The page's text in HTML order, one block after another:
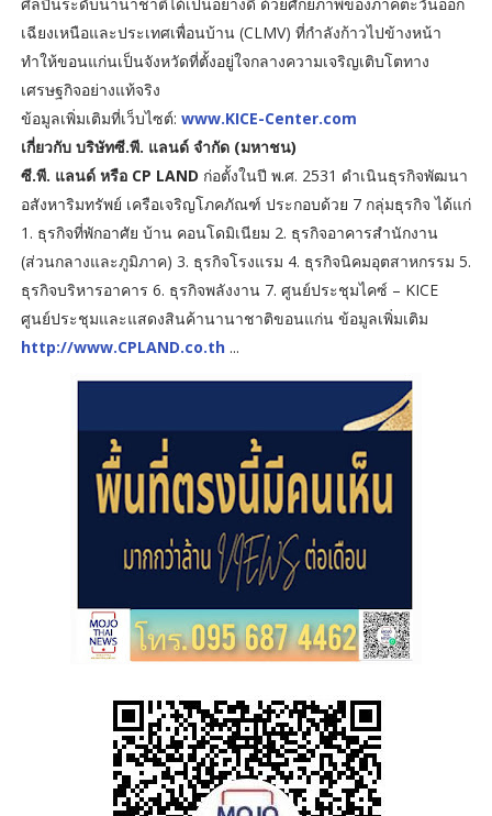
เฉียงเหนือและประเทศเพื่อนบ้าน (CLMV) ที่กำลังก้าวไปข้างหน้า
ทำให้ขอนแก่นเป็นจังหวัดที่ตั้งอยู่ใจกลางความเจริญเติบโตทาง
เศรษฐกิจอย่างแท้จริง
ข้อมูลเพิ่มเติมที่เว็บไซต์: www.KICE-Center.com
เกี่ยวกับ บริษัทซี.พี. แลนด์ จำกัด (มหาชน)
ซี.พี. แลนด์ หรือ CP LAND ก่อตั้งในปี พ.ศ. 2531 ดำเนินธุรกิจพัฒนา
อสังหาริมทรัพย์ เครือเจริญโภคภัณฑ์ ประกอบด้วย 7 กลุ่มธุรกิจ ได้แก่
1. ธุรกิจที่พักอาศัย บ้าน คอนโดมิเนียม 2. ธุรกิจอาคารสำนักงาน
(ส่วนกลางและภูมิภาค) 3. ธุรกิจโรงแรม 4. ธุรกิจนิคมอุตสาหกรรม 5.
ธุรกิจบริหารอาคาร 6. ธุรกิจพลังงาน 7. ศูนย์ประชุมไคซ์ – KICE
ศูนย์ประชุมและแสดงสินค้านานาชาติขอนแก่น ข้อมูลเพิ่มเติม
http://www.CPLAND.co.th...